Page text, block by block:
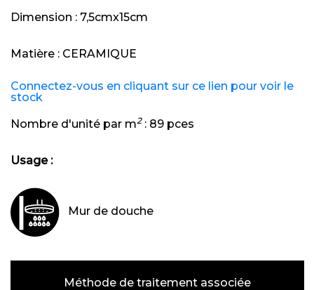
Dimension : 7,5cmx15cm
Matière : CERAMIQUE
Connectez-vous en cliquant sur ce lien pour voir le
stock
Nombre d'unité par m2: 89 pces
Usage :
Mur de douche
Méthode de traitement associée